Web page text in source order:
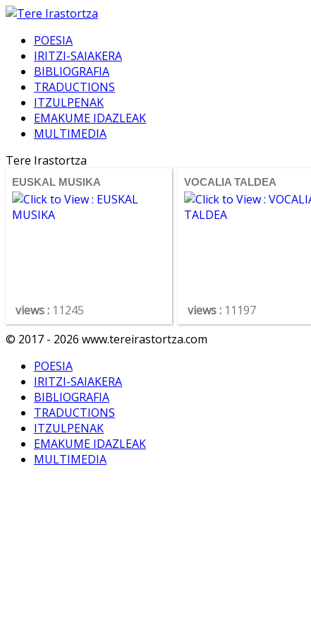
POESIA
IRITZI-SAIAKERA
BIBLIOGRAFIA
TRADUCTIONS
ITZULPENAK
EMAKUME IDAZLEAK
MULTIMEDIA
Tere Irastortza
EUSKAL MUSIKA
views : 11245
VOCALIA TALDEA
views : 11197
© 2017 - 2026 www.tereirastortza.com
POESIA
IRITZI-SAIAKERA
BIBLIOGRAFIA
TRADUCTIONS
ITZULPENAK
EMAKUME IDAZLEAK
MULTIMEDIA